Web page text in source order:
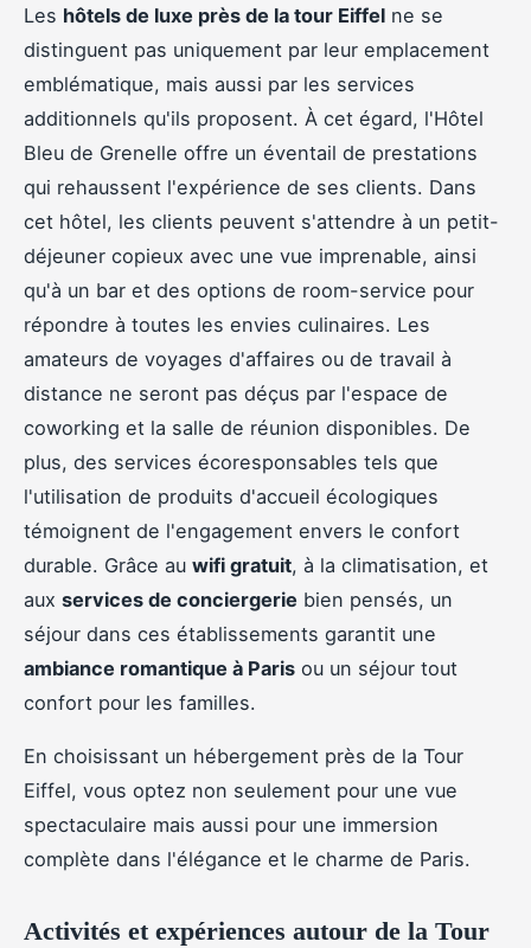
Les hôtels de luxe près de la tour Eiffel ne se
distinguent pas uniquement par leur emplacement
emblématique, mais aussi par les services
additionnels qu'ils proposent. À cet égard, l'Hôtel
Bleu de Grenelle offre un éventail de prestations
qui rehaussent l'expérience de ses clients. Dans
cet hôtel, les clients peuvent s'attendre à un petit-
déjeuner copieux avec une vue imprenable, ainsi
qu'à un bar et des options de room-service pour
répondre à toutes les envies culinaires. Les
amateurs de voyages d'affaires ou de travail à
distance ne seront pas déçus par l'espace de
coworking et la salle de réunion disponibles. De
plus, des services écoresponsables tels que
l'utilisation de produits d'accueil écologiques
témoignent de l'engagement envers le confort
durable. Grâce au wifi gratuit, à la climatisation, et
aux services de conciergerie bien pensés, un
séjour dans ces établissements garantit une
ambiance romantique à Paris ou un séjour tout
confort pour les familles.
En choisissant un hébergement près de la Tour
Eiffel, vous optez non seulement pour une vue
spectaculaire mais aussi pour une immersion
complète dans l'élégance et le charme de Paris.
Activités et expériences autour de la Tour